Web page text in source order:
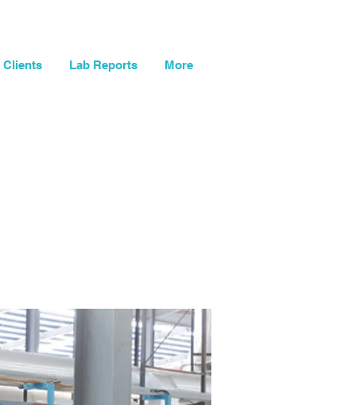
Clients Lab Reports More